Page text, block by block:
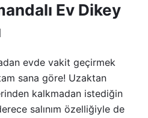
Ev Dikey
evde vakit geçirmek
sana göre! Uzaktan
kalkmadan istediğin
salınım özelliğiyle de